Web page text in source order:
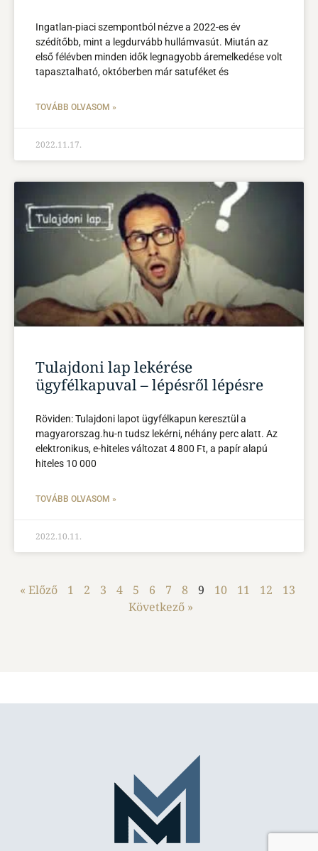
Ingatlan-piaci szempontból nézve a 2022-es év
szédítőbb, mint a legdurvább hullámvasút. Miután az
első félévben minden idők legnagyobb áremelkedése volt
tapasztalható, októberben már satuféket és
TOVÁBB OLVASOM »
2022.11.17.
Tulajdoni lap lekérése
ügyfélkapuval – lépésről lépésre
Röviden: Tulajdoni lapot ügyfélkapun keresztül a
magyarorszag.hu-n tudsz lekérni, néhány perc alatt. Az
elektronikus, e-hiteles változat 4 800 Ft, a papír alapú
hiteles 10 000
TOVÁBB OLVASOM »
2022.10.11.
« Előző 1 2 3 4 5 6 7 8 9 10 11 12
13
Következő »